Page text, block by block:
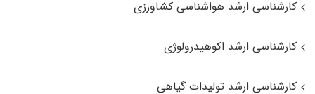
کارشناسی ارشد هواشناسی کشاورزی
کارشناسی ارشد اکوهیدرولوژی
کارشناسی ارشد تولیدات گیاهی